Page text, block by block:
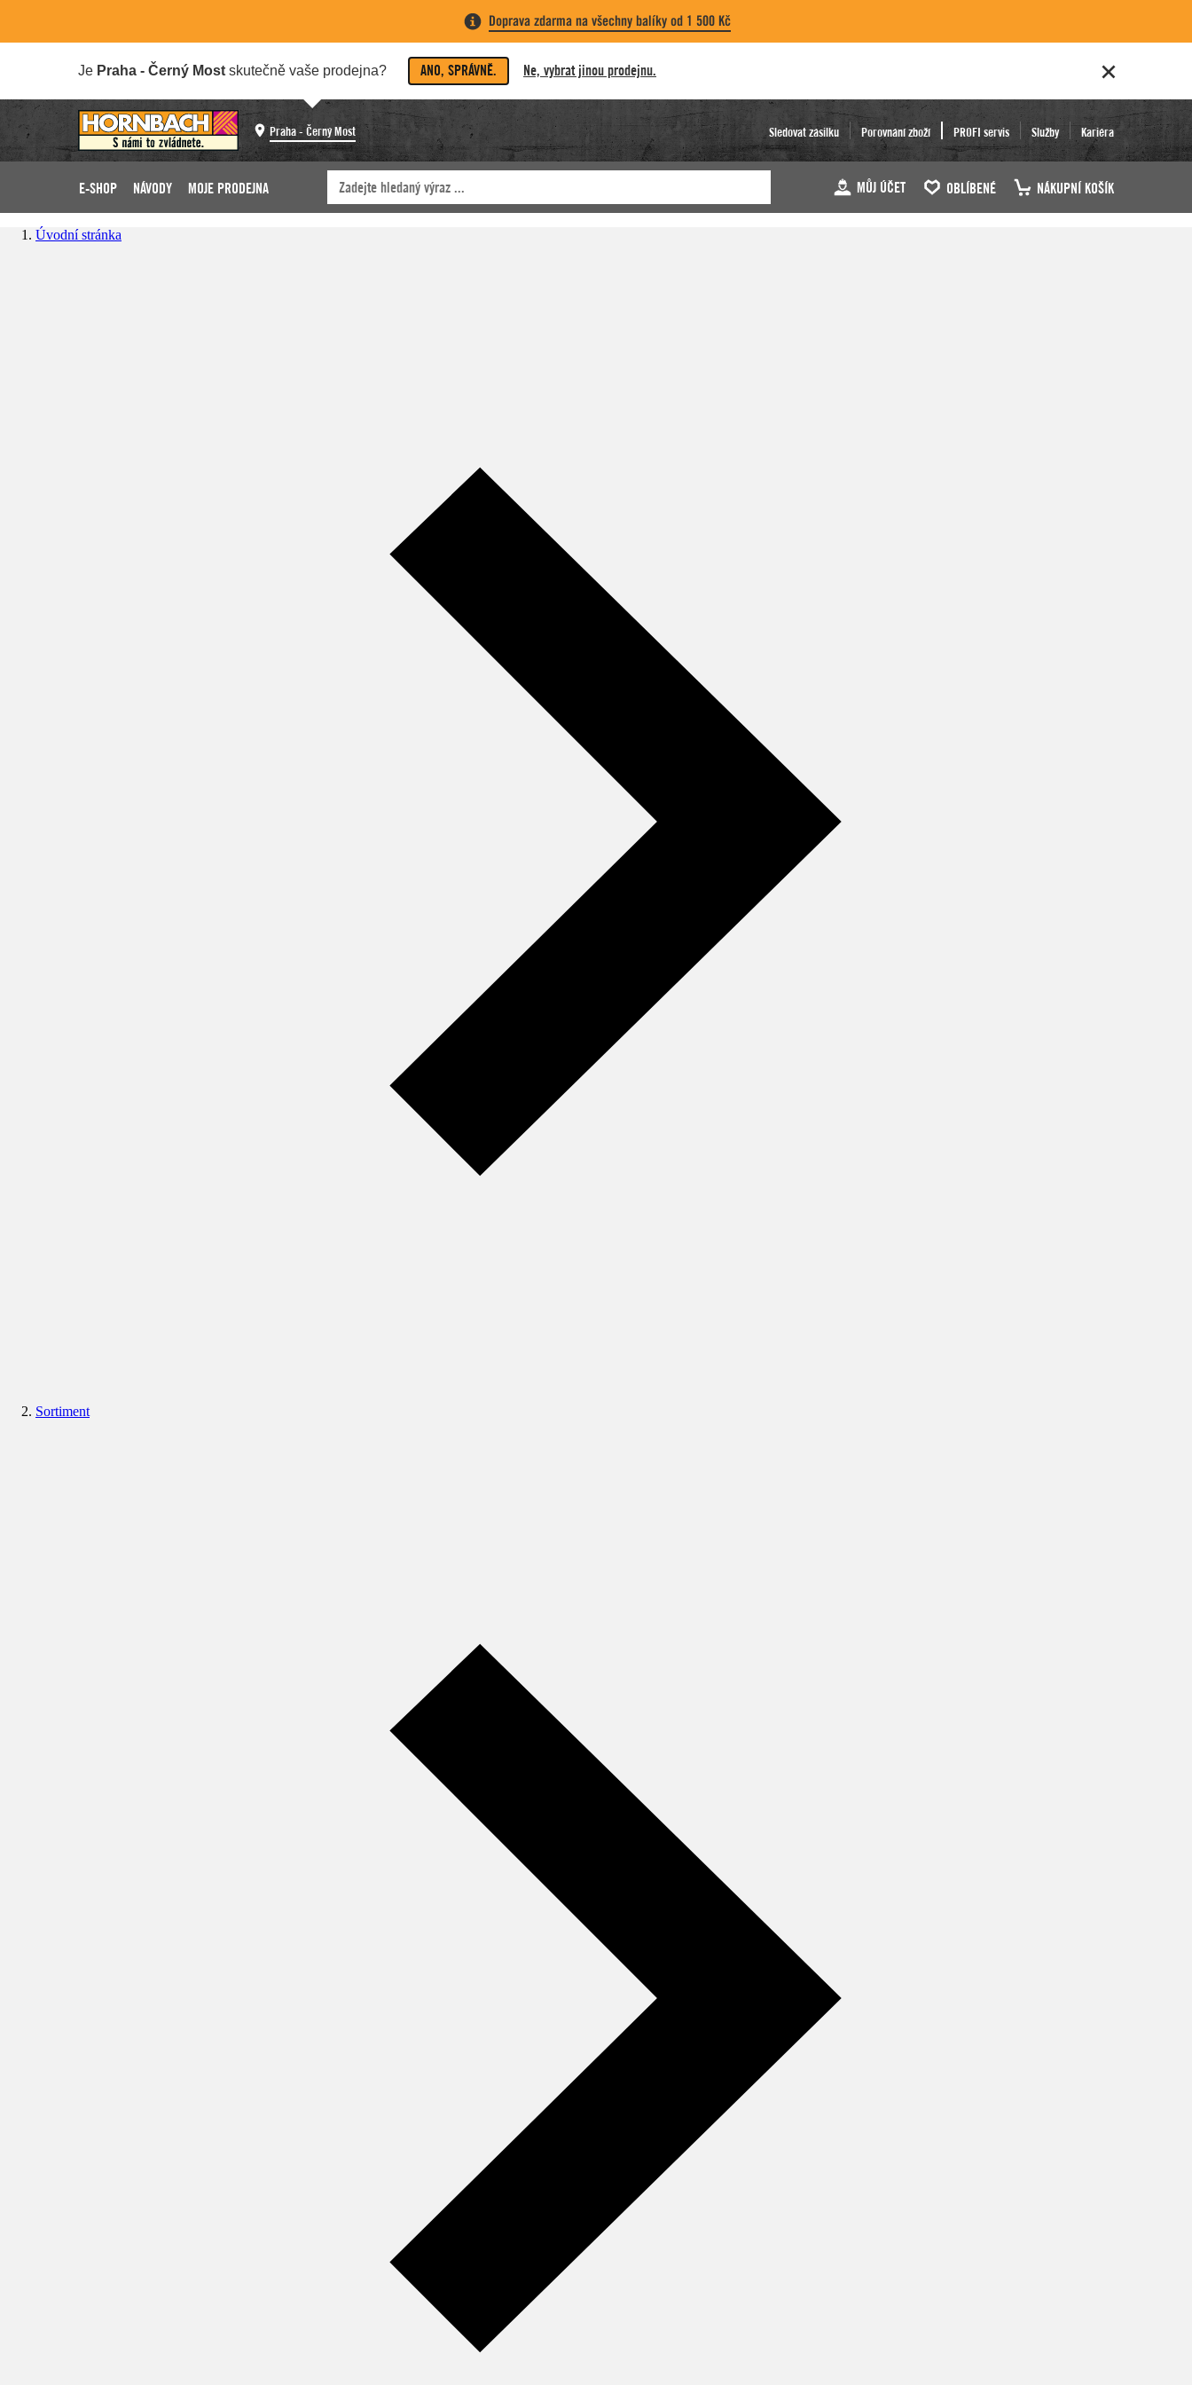
Doprava zdarma na všechny balíky od 1 500 Kč
Je Praha - Černý Most skutečně vaše prodejna? ANO, SPRÁVNĚ. Ne, vybrat jinou prodejnu.
Praha - Černý Most Sledovat zásilku Porovnání zboží PROFI servis Služby Kariéra
E-SHOP NÁVODY MOJE PRODEJNA MŮJ ÚČET OBLÍBENÉ NÁKUPNÍ KOŠÍK
Úvodní stránka
Sortiment